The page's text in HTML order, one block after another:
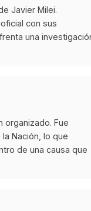
Javier Milei.
con sus
una
organizado. Fue
Nación, lo que
de una causa que